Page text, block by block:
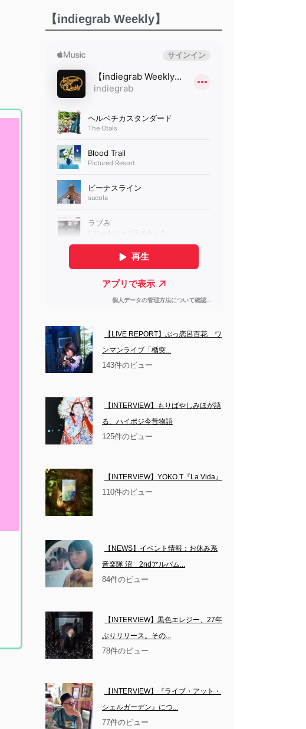
【indiegrab Weekly】
【LIVE REPORT】ぶっ恋呂百花　ワ
ンマンライブ「楯突...
143件のビュー
【INTERVIEW】もりばやしみほが語
る、ハイポジ今昔物語
125件のビュー
【INTERVIEW】YOKO.T『La Vida』
110件のビュー
【NEWS】イベント情報：お休み系
音楽隊 沼　2ndアルバム...
84件のビュー
【INTERVIEW】黒色エレジー、27年
ぶりリリース。その...
78件のビュー
【INTERVIEW】『ライブ・アット・
シェルガーデン』につ...
77件のビュー